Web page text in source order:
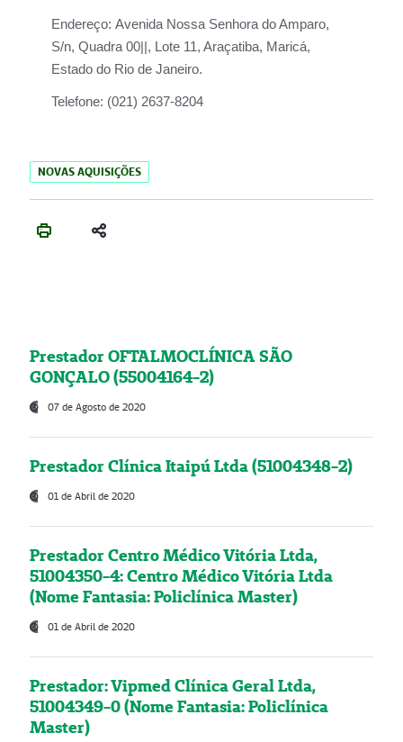
Endereço: Avenida Nossa Senhora do Amparo,
S/n, Quadra 00||, Lote 11, Araçatiba, Maricá,
Estado do Rio de Janeiro.
Telefone: (021) 2637-8204
NOVAS AQUISIÇÕES
Prestador OFTALMOCLÍNICA SÃO
GONÇALO (55004164-2)
07 de Agosto de 2020
Prestador Clínica Itaipú Ltda (51004348-2)
01 de Abril de 2020
Prestador Centro Médico Vitória Ltda,
51004350-4: Centro Médico Vitória Ltda
(Nome Fantasia: Policlínica Master)
01 de Abril de 2020
Prestador: Vipmed Clínica Geral Ltda,
51004349-0 (Nome Fantasia: Policlínica
Master)